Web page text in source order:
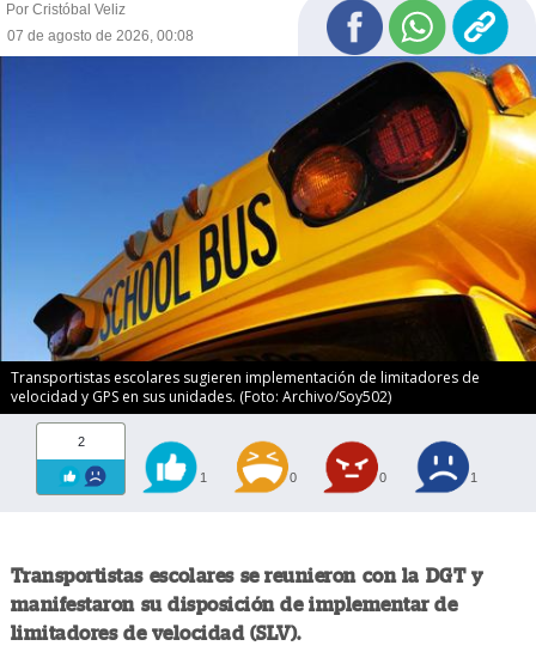
Por Cristóbal Veliz
07 de agosto de 2026, 00:08
Transportistas escolares sugieren implementación de limitadores de
velocidad y GPS en sus unidades. (Foto: Archivo/Soy502)
2
1 0 0 1
Transportistas escolares se reunieron con la DGT y
manifestaron su disposición de implementar de
limitadores de velocidad (SLV).